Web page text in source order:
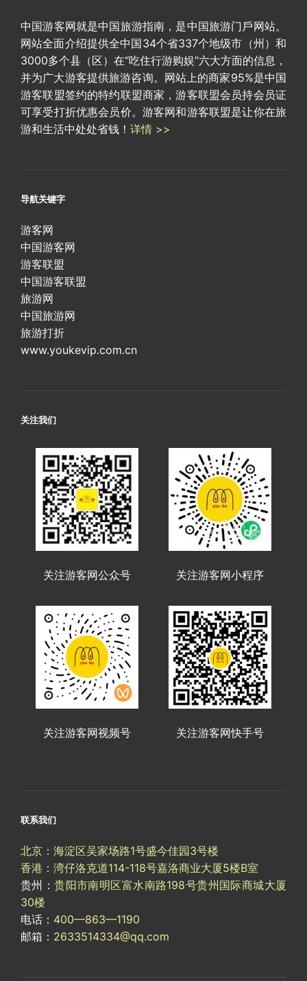
中国游客网就是中国旅游指南，是中国旅游门戶网站。
网站全面介绍提供全中国34个省337个地级市（州）和
3000多个县（区）在“吃住行游购娱”六大方面的信息，
并为广大游客提供旅游咨询。网站上的商家95%是中国
游客联盟签约的特约联盟商家，游客联盟会员持会员证
可享受打折优惠会员价。游客网和游客联盟是让你在旅
游和生活中处处省钱！ 详情 >>
导航关键字
游客网
中国游客网
游客联盟
中国游客联盟
旅游网
中国旅游网
旅游打折
www.youkevip.com.cn
关注我们
关注游客网公众号 关注游客网小程序
关注游客网视频号 关注游客网快手号
联系我们
北京：海淀区吴家场路1号盛今佳园3号楼
香港：湾仔洛克道114-118号嘉洛商业大厦5楼B室
贵州：贵阳市南明区富水南路198号贵州国际商城大厦
30楼
电话： 400—863—1190
邮箱： 2633514334@qq.com